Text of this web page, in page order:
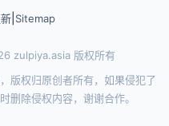
Sitemap
zulpiya.asia 版权所有
版权归原创者所有，如果侵犯了
删除侵权内容，谢谢合作。